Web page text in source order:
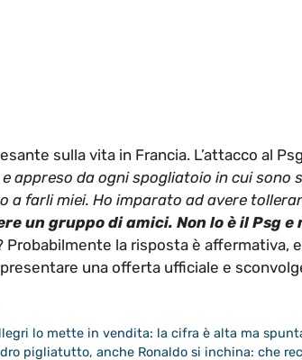
sulla vita in Francia. L’attacco al
appreso da ogni spogliatoio in cui
a farli miei. Ho imparato ad avere
un gruppo di amici. Non lo è il Psg
Probabilmente la risposta è affermativa,
una offerta ufficiale e
lo mette in vendita: la cifra è alta ma
pigliatutto, anche Ronaldo si inchina: che